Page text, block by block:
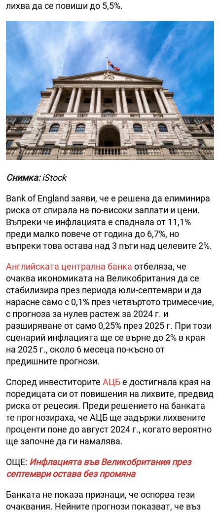
лихва да се повиши до 5,5%.
Снимка: iStock
Bank of England заяви, че е решена да елиминира
риска от спирала на по-високи заплати и цени.
Въпреки че инфлацията е спаднала от 11,1%
преди малко повече от година до 6,7%, но
въпреки това остава над 3 пъти над целевите 2%.
Английската централна банка отбеляза, че
очаква икономиката на Великобритания да се
стабилизира през периода юли-септември и да
нарасне само с 0,1% през четвъртото тримесечие,
с прогноза за нулев растеж за 2024 г. и
разширяване от само 0,25% през 2025 г. При този
сценарий инфлацията ще се върне до 2% в края
на 2025 г., около 6 месеца по-късно от
предишните прогнози.
Според инвеститорите АЦБе достигнала края на
поредицата си от повишения на лихвите, предвид
риска от рецесия. Преди решението на банката
те прогнозираха, че АЦБ ще задържи лихвените
проценти поне до август 2024 г., когато вероятно
ще започне да ги намалява.
ОЩЕ: Инфлацията във Великобритания през
септември остава без промяна
Банката не показа признаци, че оспорва тези
очаквания. Нейните прогнози показват, че въз